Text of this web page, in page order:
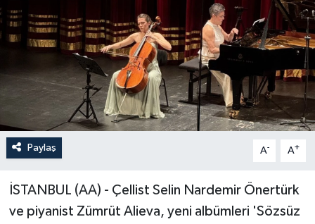
Paylaş A- A+
İSTANBUL (AA) - Çellist Selin Nardemir Önertürk
ve piyanist Zümrüt Alieva, yeni albümleri 'Sözsüz